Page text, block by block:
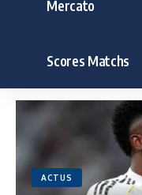
Mercato
Scores Matchs
ACTUS